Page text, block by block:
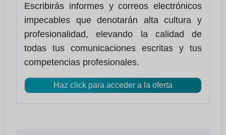
Escribirás informes y correos electrónicos
impecables que denotarán alta cultura y
profesionalidad, elevando la calidad de
todas tus comunicaciones escritas y tus
competencias profesionales.
Haz click para acceder a la oferta